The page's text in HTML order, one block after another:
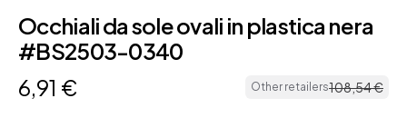
Occhiali da sole ovali in plastica nera
#BS2503-0340
6,91 € Other retailers108,54€